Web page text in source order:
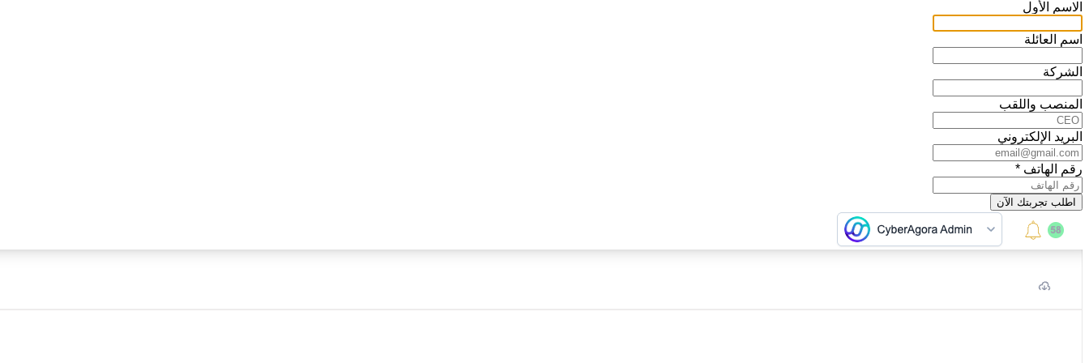
الاسم الأول
اسم العائلة
الشركة
المنصب واللقب
البريد الإلكتروني
رقم الهاتف *
اطلب تجربتك الآن